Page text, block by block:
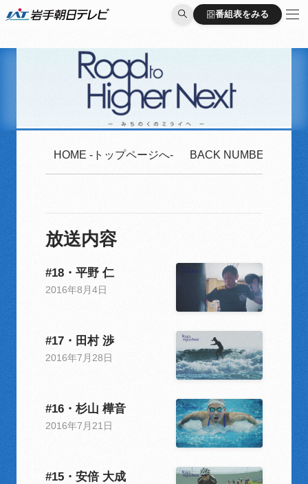
番組表をみる
番組表をみる
HOME -トップページへ- BACK NUMBER -2020
放送内容
#18・平野 仁
2016年8月4日
#17・田村 渉
2016年7月28日
#16・杉山 樺音
2016年7月21日
#15・安倍 大成